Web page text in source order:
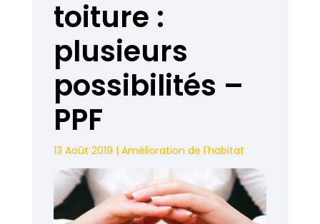
toiture :
plusieurs
possibilités –
PPF
13 Août 2019 | Amélioration de l'habitat